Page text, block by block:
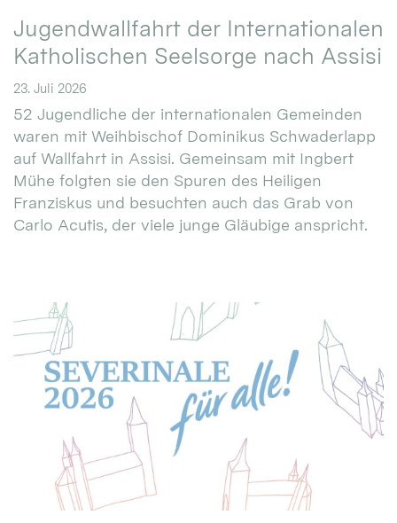
Jugendwallfahrt der Internationalen
Katholischen Seelsorge nach Assisi
23. Juli 2026
52 Jugendliche der internationalen Gemeinden
waren mit Weihbischof Dominikus Schwaderlapp
auf Wallfahrt in Assisi. Gemeinsam mit Ingbert
Mühe folgten sie den Spuren des Heiligen
Franziskus und besuchten auch das Grab von
Carlo Acutis, der viele junge Gläubige anspricht.